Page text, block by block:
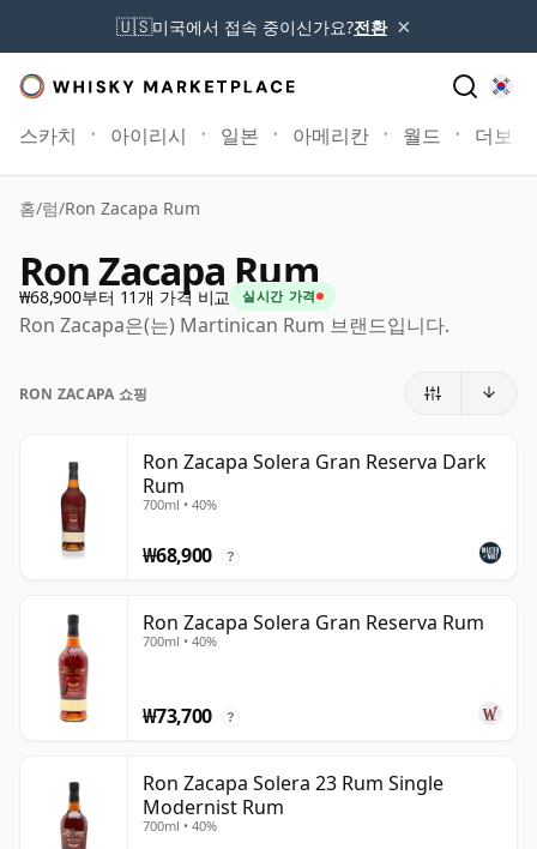
🇺🇸미국에서 접속 중이신가요?전환 ×
스카치 아이리시 일본 아메리칸 월드 더보기
홈/럼/Ron Zacapa Rum
Ron Zacapa Rum
₩68,900부터 11개 가격 비교 실시간 가격
Ron Zacapa은(는) Martinican Rum 브랜드입니다.
RON ZACAPA 쇼핑
Ron Zacapa Solera Gran Reserva Dark
Rum
700ml • 40%
₩68,900 ?
Ron Zacapa Solera Gran Reserva Rum
700ml • 40%
₩73,700 ?
Ron Zacapa Solera 23 Rum Single
Modernist Rum
700ml • 40%